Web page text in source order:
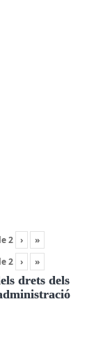
2 ›
»
2 › »
drets dels